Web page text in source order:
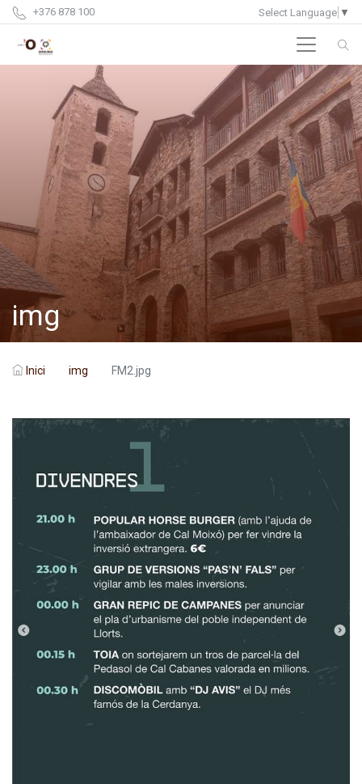
+376 878 100 Select Language ▼
img
Inici img FM2.jpg